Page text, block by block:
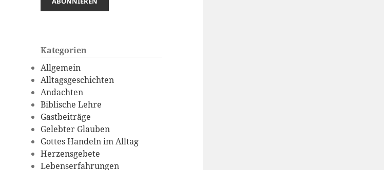
Kategorien
Allgemein
Alltagsgeschichten
Andachten
Biblische Lehre
Gastbeiträge
Gelebter Glauben
Gottes Handeln im Alltag
Herzensgebete
Lebenserfahrungen